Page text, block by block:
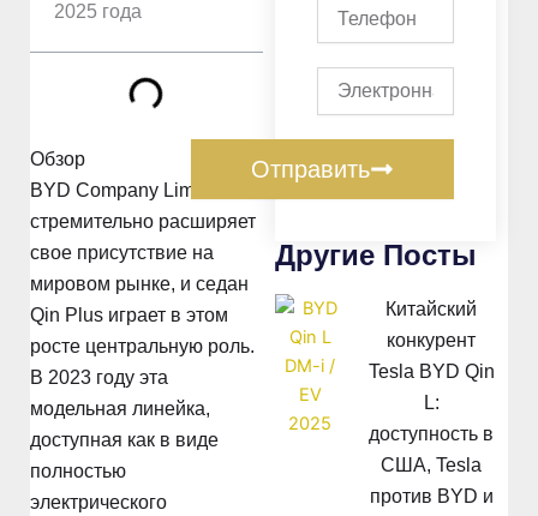
2025 года
Обзор
BYD Company Limited
стремительно расширяет
свое присутствие на
мировом рынке, и седан
Qin Plus играет в этом
росте центральную роль.
В 2023 году эта
модельная линейка,
доступная как в виде
полностью
электрического
почта
Отправить
Другие Посты
Китайский
конкурент
Tesla BYD Qin
L:
доступность в
США, Tesla
против BYD и